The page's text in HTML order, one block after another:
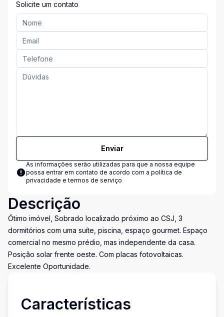
Solicite um contato
Enviar
As informações serão utilizadas para que a nossa equipe
possa entrar em contato de acordo com a política de
privacidade e termos de serviço
Descrição
Ótimo imóvel, Sobrado localizado próximo ao CSJ, 3
dormitórios com uma suíte, piscina, espaço gourmet. Espaço
comercial no mesmo prédio, mas independente da casa.
Posição solar frente oeste. Com placas fotovoltaicas.
Excelente Oportunidade.
Características